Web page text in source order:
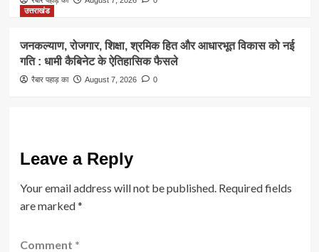
उत्तराखंड
जनकल्याण, रोजगार, शिक्षा, श्रमिक हित और आधारभूत विकास को नई
गति : धामी कैबिनेट के ऐतिहासिक फैसले
रैबार पहाड़ का August 7, 2026 0
Leave a Reply
Your email address will not be published. Required fields
are marked*
Comment *